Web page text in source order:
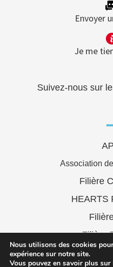
Envoyer
Je me
Suivez-nous sur
Association
Filière
HEARTS
Filière
Filière
Nous utilisons des cookies
expérience sur notre site.
Vous pouvez en savoir plus